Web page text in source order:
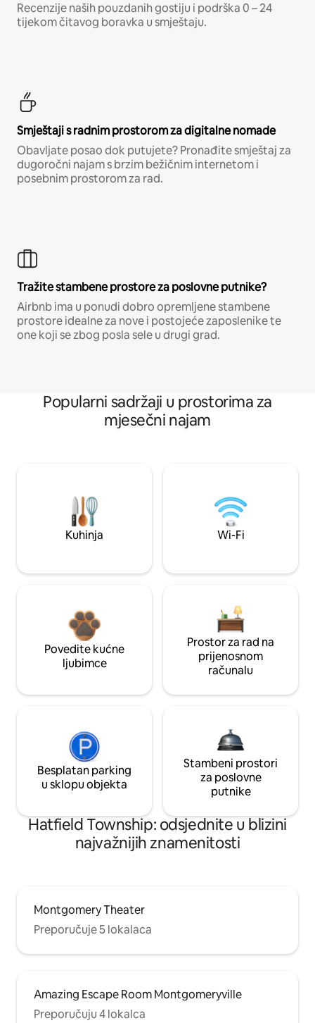
Recenzije naših pouzdanih gostiju i podrška 0 – 24
tijekom čitavog boravka u smještaju.
Smještaji s radnim prostorom za digitalne nomade
Obavljate posao dok putujete? Pronađite smještaj za
dugoročni najam s brzim bežičnim internetom i
posebnim prostorom za rad.
Tražite stambene prostore za poslovne putnike?
Airbnb ima u ponudi dobro opremljene stambene
prostore idealne za nove i postojeće zaposlenike te
one koji se zbog posla sele u drugi grad.
Popularni sadržaji u prostorima za
mjesečni najam
Kuhinja Wi-Fi
Povedite kućne
ljubimce
Prostor za rad na
prijenosnom
računalu
Besplatan parking
u sklopu objekta
Stambeni prostori
za poslovne
putnike
Hatfield Township: odsjednite u blizini
najvažnijih znamenitosti
Montgomery Theater
Preporučuje 5 lokalaca
Amazing Escape Room Montgomeryville
Preporučuju 4 lokalca